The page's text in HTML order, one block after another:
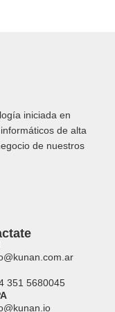
iniciada en
de alta
de nuestros
351 5680045